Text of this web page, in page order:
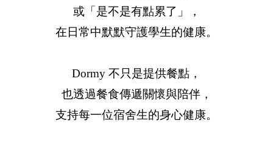
或「是不是有點累了」，
在日常中默默守護學生的健康。
Dormy 不只是提供餐點，
也透過餐食傳遞關懷與陪伴，
支持每一位宿舍生的身心健康。